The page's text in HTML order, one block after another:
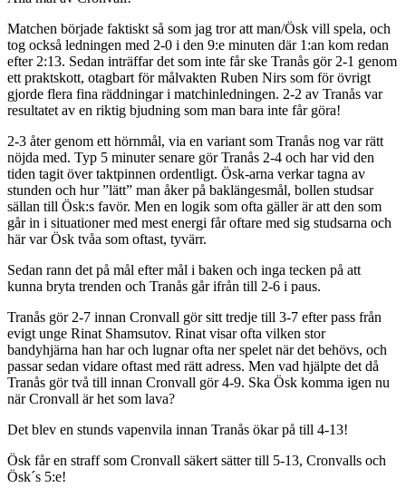
Matchen började faktiskt så som jag tror att man/Ösk vill spela, och
tog också ledningen med 2-0 i den 9:e minuten där 1:an kom redan
efter 2:13. Sedan inträffar det som inte får ske Tranås gör 2-1 genom
ett praktskott, otagbart för målvakten Ruben Nirs som för övrigt
gjorde flera fina räddningar i matchinledningen. 2-2 av Tranås var
resultatet av en riktig bjudning som man bara inte får göra!
2-3 åter genom ett hörnmål, via en variant som Tranås nog var rätt
nöjda med. Typ 5 minuter senare gör Tranås 2-4 och har vid den
tiden tagit över taktpinnen ordentligt. Ösk-arna verkar tagna av
stunden och hur ”lätt” man åker på baklängesmål, bollen studsar
sällan till Ösk:s favör. Men en logik som ofta gäller är att den som
går in i situationer med mest energi får oftare med sig studsarna och
här var Ösk tvåa som oftast, tyvärr.
Sedan rann det på mål efter mål i baken och inga tecken på att
kunna bryta trenden och Tranås går ifrån till 2-6 i paus.
Tranås gör 2-7 innan Cronvall gör sitt tredje till 3-7 efter pass från
evigt unge Rinat Shamsutov. Rinat visar ofta vilken stor
bandyhjärna han har och lugnar ofta ner spelet när det behövs, och
passar sedan vidare oftast med rätt adress. Men vad hjälpte det då
Tranås gör två till innan Cronvall gör 4-9. Ska Ösk komma igen nu
när Cronvall är het som lava?
Det blev en stunds vapenvila innan Tranås ökar på till 4-13!
Ösk får en straff som Cronvall säkert sätter till 5-13, Cronvalls och
Ösk´s 5:e!